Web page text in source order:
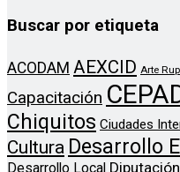
Buscar por etiqueta
ACODAM AEXCID Arte
Capacitación
Chiquitos Ciudades
Cultura Desarrollo
Desarrollo Local